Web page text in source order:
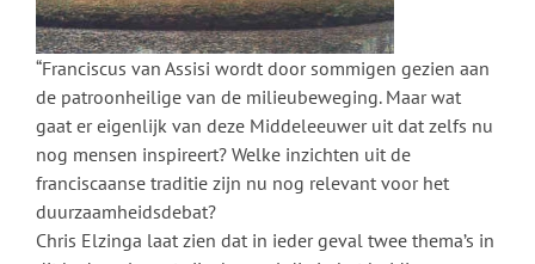
“Franciscus van Assisi wordt door sommigen gezien aan
de patroonheilige van de milieubeweging. Maar wat
gaat er eigenlijk van deze Middeleeuwer uit dat zelfs nu
nog mensen inspireert? Welke inzichten uit de
franciscaanse traditie zijn nu nog relevant voor het
duurzaamheidsdebat?
Chris Elzinga laat zien dat in ieder geval twee thema’s in